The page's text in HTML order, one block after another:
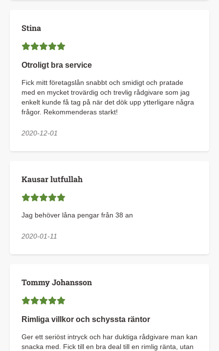
Stina
Otroligt bra service
Fick mitt företagslån snabbt och smidigt och pratade
med en mycket trovärdig och trevlig rådgivare som jag
enkelt kunde få tag på när det dök upp ytterligare några
frågor. Rekommenderas starkt!
2020-12-01
Kausar lutfullah
Jag behöver låna pengar från 38 an
2020-01-11
Tommy Johansson
Rimliga villkor och schyssta räntor
Ger ett seriöst intryck och har duktiga rådgivare man kan
snacka med. Fick till en bra deal till en rimlig ränta, utan